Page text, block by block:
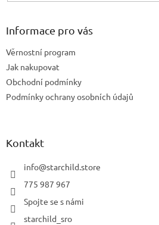
Informace pro vás
Věrnostní program
Jak nakupovat
Obchodní podmínky
Podmínky ochrany osobních údajů
Kontakt
info@starchild.store
775 987 967
Spojte se s námi
starchild_sro